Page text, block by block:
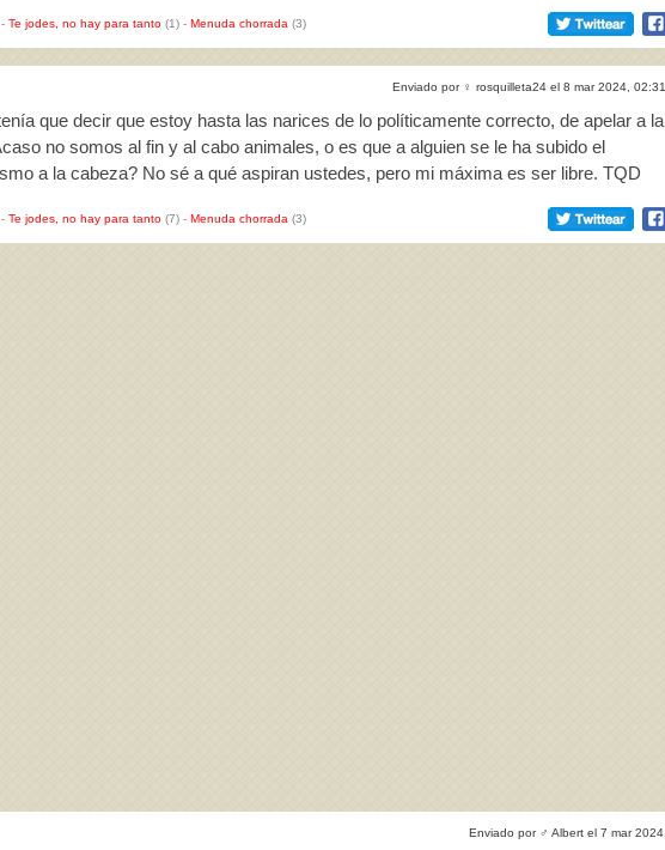
- Te jodes, no hay para tanto (1) - Menuda chorrada (3)
Enviado por ♀ rosquilleta24 el 8 mar 2024,
que decir que estoy hasta las narices de lo políticamente correcto, de apelar a
no somos al fin y al cabo animales, o es que a alguien se le ha subido el
a la cabeza? No sé a qué aspiran ustedes, pero mi máxima es ser libre. TQD
- Te jodes, no hay para tanto (7) - Menuda chorrada (3)
Enviado por ♂ Albert el 7 mar